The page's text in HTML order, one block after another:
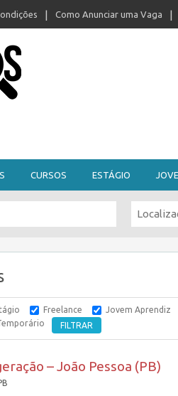
Como Anunciar uma Vaga
CURSOS ESTÁGIO
Freelance Jovem Aprendiz
– João Pessoa (PB)